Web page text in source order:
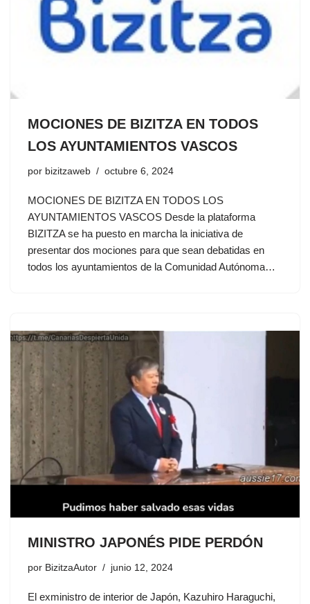
MOCIONES DE BIZITZA EN TODOS
LOS AYUNTAMIENTOS VASCOS
por bizitzaweb octubre 6, 2024
MOCIONES DE BIZITZA EN TODOS LOS
AYUNTAMIENTOS VASCOS Desde la plataforma
BIZITZA se ha puesto en marcha la iniciativa de
presentar dos mociones para que sean debatidas en
todos los ayuntamientos de la Comunidad Autónoma…
MINISTRO JAPONÉS PIDE PERDÓN
por BizitzaAutor junio 12, 2024
El exministro de interior de Japón, Kazuhiro Haraguchi,